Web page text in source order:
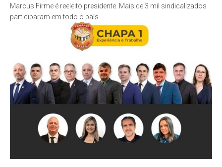
Marcus Firme é reeleito presidente. Mais de 3 mil sindicalizados
participaram em todo o país